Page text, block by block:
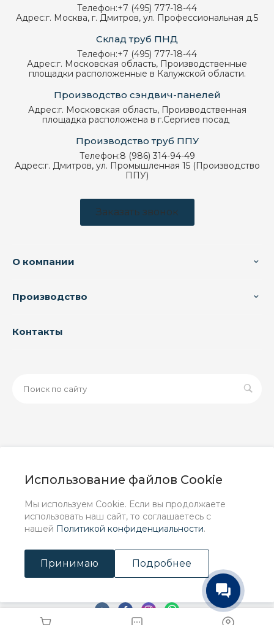
Использование файлов Cookie
Мы используем Cookie. Если вы продолжаете
использовать наш сайт, то соглашаетесь с
нашей Политикой конфиденциальности.
Принимаю Подробнее
Телефон:+7 (495) 777-18-44
Адрес:г. Москва, г. Дмитров, ул. Профессиональная д.5
Склад труб ПНД
Телефон:+7 (495) 777-18-44
Адрес:г. Московская область, Производственные
площадки расположенные в Калужской области.
Производство сэндвич-панелей
Адрес:г. Московская область, Производственная
площадка расположена в г.Сергиев посад
Производство труб ППУ
Телефон:8 (986) 314-94-49
Адрес:г. Дмитров, ул. Промышленная 15 (Производство
ППУ)
Заказать звонок
О компании
Производство
Контакты
информационный характер и ни при каких условиях не
положениями Статьи 437 (2) ГК РФ.